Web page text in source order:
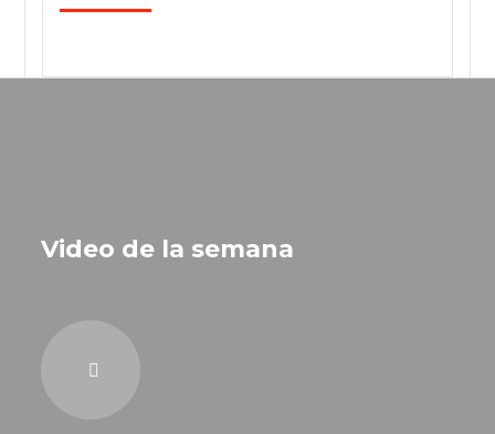
Video de la semana